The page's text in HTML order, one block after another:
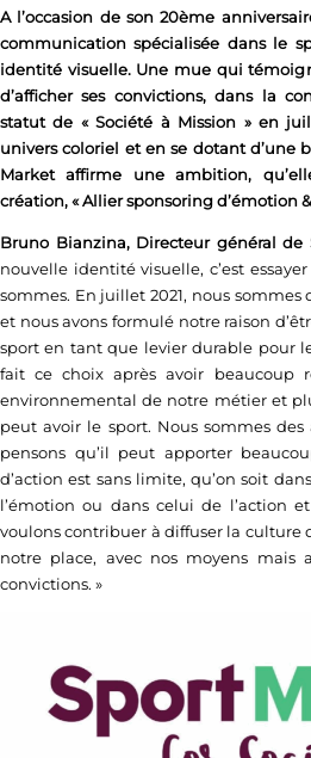
A l’occasion de son 20ème
communication spécialisée dans le
identité visuelle. Une mue qui
d’afficher ses convictions, dans la
statut de « Société à Mission » en
univers coloriel et en se dotant d’une
Market affirme une ambition,
création, « Allier sponsoring d’émotion
Bruno Bianzina, Directeur général de
nouvelle identité visuelle, c’est
sommes. En juillet 2021, nous sommes
et nous avons formulé notre raison
sport en tant que levier durable pour
fait ce choix après avoir beaucoup
environnemental de notre métier et
peut avoir le sport. Nous sommes
pensons qu’il peut apporter
d’action est sans limite, qu’on soit
l’émotion ou dans celui de l’action
voulons contribuer à diffuser la culture
notre place, avec nos moyens mais
convictions. »